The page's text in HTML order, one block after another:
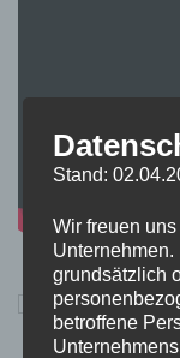
Stand:
Wir freuen
grundsätzlich
betroffene